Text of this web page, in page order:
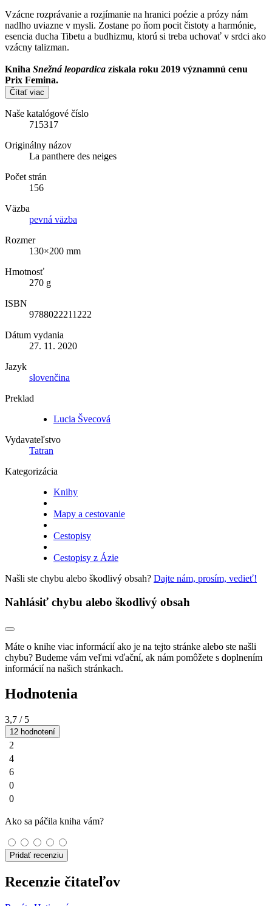
Vzácne rozprávanie a rozjímanie na hranici poézie a prózy nám
nadlho uviazne v mysli. Zostane po ňom pocit čistoty a harmónie,
esencia ducha Tibetu a budhizmu, ktorú si treba uchovať v srdci ako
vzácny talizman.
Kniha Snežná leopardica získala roku 2019 významnú cenu
Prix Femina.
Čítať viac
Naše katalógové číslo
715317
Originálny názov
La panthere des neiges
Počet strán
156
Väzba
pevná väzba
Rozmer
130×200 mm
Hmotnosť
270 g
ISBN
9788022211222
Dátum vydania
27. 11. 2020
Jazyk
slovenčina
Preklad
Lucia Švecová
Vydavateľstvo
Tatran
Kategorizácia
Knihy
Mapy a cestovanie
Cestopisy
Cestopisy z Ázie
Našli ste chybu alebo škodlivý obsah? Dajte nám, prosím, vedieť!
Nahlásiť chybu alebo škodlivý obsah
Máte o knihe viac informácií ako je na tejto stránke alebo ste našli
chybu? Budeme vám veľmi vďační, ak nám pomôžete s doplnením
informácií na našich stránkach.
Hodnotenia
3,7 / 5
12 hodnotení
2
4
6
0
0
Ako sa páčila kniha vám?
Pridať recenziu
Recenzie čitateľov